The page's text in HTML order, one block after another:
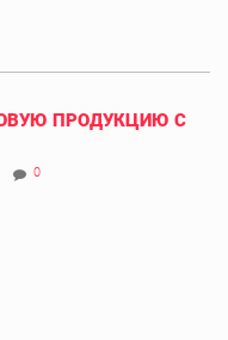
ПРОДУКЦИЮ С
0